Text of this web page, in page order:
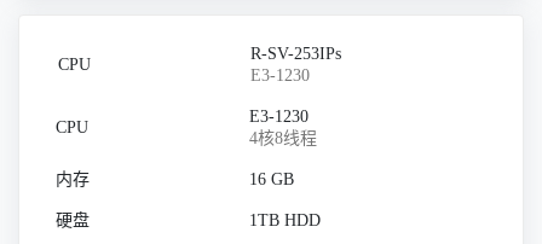
R-SV-253IPs
E3-1230
E3-1230
4核8线程
16 GB
1TB HDD